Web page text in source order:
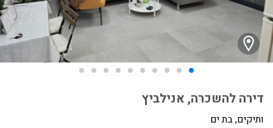
דירה להשכרה, אנילביץ
ותיקים, בת ים